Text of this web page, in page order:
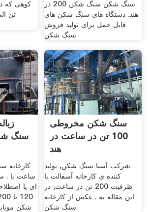
سنگ شکن سنگ شکن 200 در
هند. دستگاه های سنگ شکن های
قابل حمل برای تولید فروش
سنگ شکن
ساعت با .
ای یا
شکن
سنگ شکن مخروطی
100 تن در ساعت در
هند
شرکت آسیا سنگ شکن, تولید
کننده ی کارخانه آسفالت با
ظرفیت 200 تن در ساعت, در
این مقاله به . عکس از کارخانه
سنگ شکن